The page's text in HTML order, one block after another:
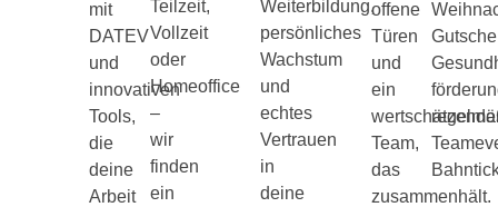
mit
DATEV
und
innovativen
Tools,
die
deine
Arbeit
Teilzeit,
Vollzeit
oder
Homeoffice
–
wir
finden
ein
Weiterbildung,
persönliches
Wachstum
und
echtes
Vertrauen
in
deine
offene
Türen
und
ein
Team,
das
zusammenhält.